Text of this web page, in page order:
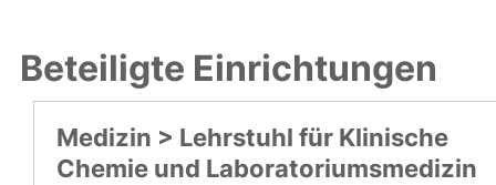
Beteiligte Einrichtungen
Medizin > Lehrstuhl für Klinische
Chemie und Laboratoriumsmedizin